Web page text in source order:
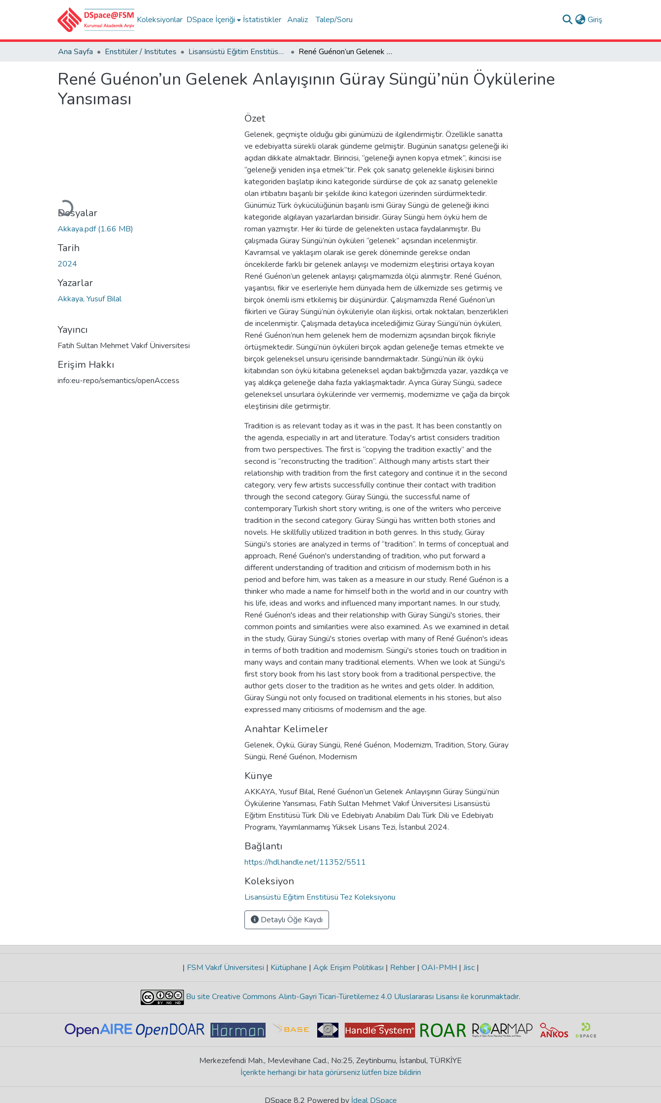
Koleksiyonlar DSpace İçeriği İstatistikler Analiz Talep/Soru Giriş
Ana Sayfa Enstitüler / Institutes Lisansüstü Eğitim Enstitüsü Tez Koleksiyonu René Guénon’un Gelenek Anlayışının Güray Süngü’nün Öykülerine Yansıması
René Guénon’un Gelenek Anlayışının Güray Süngü’nün Öykülerine
Yansıması
Yükleniyor...
Dosyalar
Akkaya.pdf(1.66 MB)
Tarih
2024
Yazarlar
Akkaya, Yusuf Bilal
Yayıncı
Fatih Sultan Mehmet Vakıf Üniversitesi
Erişim Hakkı
info:eu-repo/semantics/openAccess
Özet
Gelenek, geçmişte olduğu gibi günümüzü de ilgilendirmiştir. Özellikle sanatta
ve edebiyatta sürekli olarak gündeme gelmiştir. Bugünün sanatçısı geleneği iki
açıdan dikkate almaktadır. Birincisi, “geleneği aynen kopya etmek”, ikincisi ise
“geleneği yeniden inşa etmek”tir. Pek çok sanatçı gelenekle ilişkisini birinci
kategoriden başlatıp ikinci kategoride sürdürse de çok az sanatçı gelenekle
olan irtibatını başarılı bir şekilde ikinci kategori üzerinden sürdürmektedir.
Günümüz Türk öykücülüğünün başarılı ismi Güray Süngü de geleneği ikinci
kategoride algılayan yazarlardan birisidir. Güray Süngü hem öykü hem de
roman yazmıştır. Her iki türde de gelenekten ustaca faydalanmıştır. Bu
çalışmada Güray Süngü’nün öyküleri “gelenek” açısından incelenmiştir.
Kavramsal ve yaklaşım olarak ise gerek döneminde gerekse ondan
öncekilerde farklı bir gelenek anlayışı ve modernizm eleştirisi ortaya koyan
René Guénon’un gelenek anlayışı çalışmamızda ölçü alınmıştır. René Guénon,
yaşantısı, fikir ve eserleriyle hem dünyada hem de ülkemizde ses getirmiş ve
birçok önemli ismi etkilemiş bir düşünürdür. Çalışmamızda René Guénon’un
fikirleri ve Güray Süngü’nün öyküleriyle olan ilişkisi, ortak noktaları, benzerlikleri
de incelenmiştir. Çalışmada detaylıca incelediğimiz Güray Süngü’nün öyküleri,
René Guénon’nun hem gelenek hem de modernizm açısından birçok fikriyle
örtüşmektedir. Süngü’nün öyküleri birçok açıdan geleneğe temas etmekte ve
birçok geleneksel unsuru içerisinde barındırmaktadır. Süngü’nün ilk öykü
kitabından son öykü kitabına geleneksel açıdan baktığımızda yazar, yazdıkça ve
yaş aldıkça geleneğe daha fazla yaklaşmaktadır. Ayrıca Güray Süngü, sadece
geleneksel unsurlara öykülerinde ver vermemiş, modernizme ve çağa da birçok
eleştirisini dile getirmiştir.
Tradition is as relevant today as it was in the past. It has been constantly on
the agenda, especially in art and literature. Today's artist considers tradition
from two perspectives. The first is “copying the tradition exactly” and the
second is “reconstructing the tradition”. Although many artists start their
relationship with tradition from the first category and continue it in the second
category, very few artists successfully continue their contact with tradition
through the second category. Güray Süngü, the successful name of
contemporary Turkish short story writing, is one of the writers who perceive
tradition in the second category. Güray Süngü has written both stories and
novels. He skillfully utilized tradition in both genres. In this study, Güray
Süngü's stories are analyzed in terms of “tradition”. In terms of conceptual and
approach, René Guénon's understanding of tradition, who put forward a
different understanding of tradition and criticism of modernism both in his
period and before him, was taken as a measure in our study. René Guénon is a
thinker who made a name for himself both in the world and in our country with
his life, ideas and works and influenced many important names. In our study,
René Guénon's ideas and their relationship with Güray Süngü's stories, their
common points and similarities were also examined. As we examined in detail
in the study, Güray Süngü's stories overlap with many of René Guénon's ideas
in terms of both tradition and modernism. Süngü's stories touch on tradition in
many ways and contain many traditional elements. When we look at Süngü's
first story book from his last story book from a traditional perspective, the
author gets closer to the tradition as he writes and gets older. In addition,
Güray Süngü not only focused on traditional elements in his stories, but also
expressed many criticisms of modernism and the age.
Anahtar Kelimeler
Gelenek, Öykü, Güray Süngü, René Guénon, Modernizm,Tradition, Story, Güray
Süngü, René Guénon, Modernism
Künye
AKKAYA, Yusuf Bilal, René Guénon’un Gelenek Anlayışının Güray Süngü’nün
Öykülerine Yansıması, Fatih Sultan Mehmet Vakıf Üniversitesi Lisansüstü
Eğitim Enstitüsü Türk Dili ve Edebiyatı Anabilim Dalı Türk Dili ve Edebiyatı
Programı, Yayımlanmamış Yüksek Lisans Tezi, İstanbul 2024.
Bağlantı
https://hdl.handle.net/11352/5511
Koleksiyon
Lisansüstü Eğitim Enstitüsü Tez Koleksiyonu
Detaylı Öğe Kaydı
| FSM Vakıf Üniversitesi | Kütüphane | Açık Erişim Politikası | Rehber | OAI-PMH | Jisc |
Bu site Creative Commons Alıntı-Gayri Ticari-Türetilemez 4.0 Uluslararası Lisansı ile korunmaktadır.
Merkezefendi Mah., Mevlevihane Cad., No:25, Zeytinburnu, İstanbul, TÜRKİYE
İçerikte herhangi bir hata görürseniz lütfen bize bildirin
DSpace 8.2 Powered by İdeal DSpace